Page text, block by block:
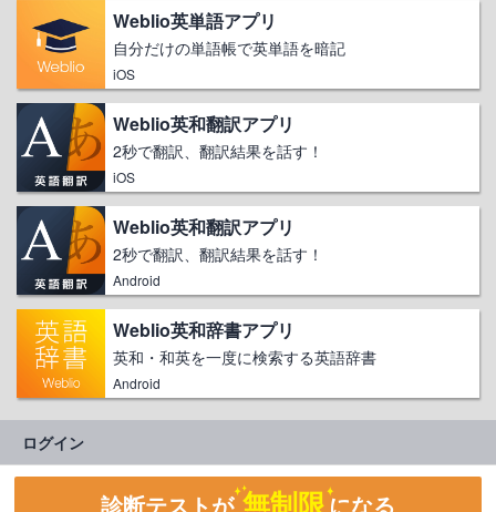
Weblio英単語アプリ
自分だけの単語帳で英単語を暗記
iOS
Weblio英和翻訳アプリ
2秒で翻訳、翻訳結果を話す！
iOS
Weblio英和翻訳アプリ
2秒で翻訳、翻訳結果を話す！
Android
Weblio英和辞書アプリ
英和・和英を一度に検索する英語辞書
Android
ログイン
診断テストが 無制限になる